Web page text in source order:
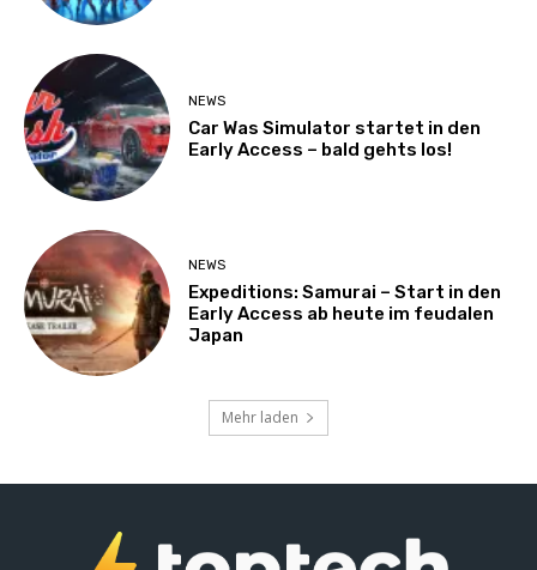
NEWS
Car Was Simulator startet in den
Early Access – bald gehts los!
NEWS
Expeditions: Samurai – Start in den
Early Access ab heute im feudalen
Japan
Mehr laden